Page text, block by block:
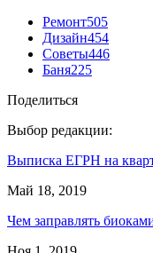
Ремонт505
Дизайн454
Советы446
Баня225
Поделиться
Выбор редакции:
Выписка ЕГРН на
Май 18, 2019
Чем заправлять